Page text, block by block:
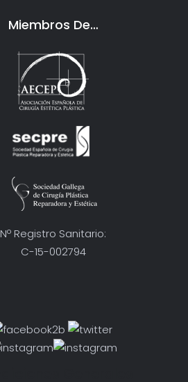
Miembros De…
Nº Registro Sanitario:
C-15-002794